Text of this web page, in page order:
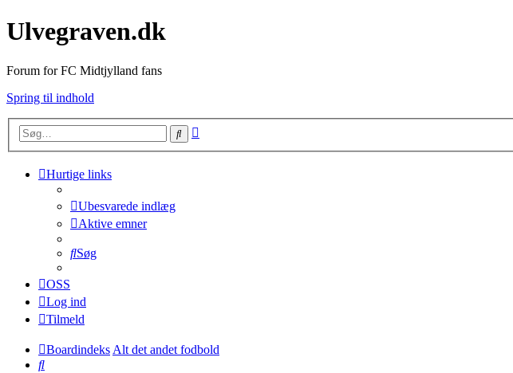
Ulvegraven.dk
Forum for FC Midtjylland fans
Spring til indhold
Søg
Hurtige links
Ubesvarede indlæg
Aktive emner
Søg
OSS
Log ind
Tilmeld
BoardindeksAlt det andet fodbold
Søg